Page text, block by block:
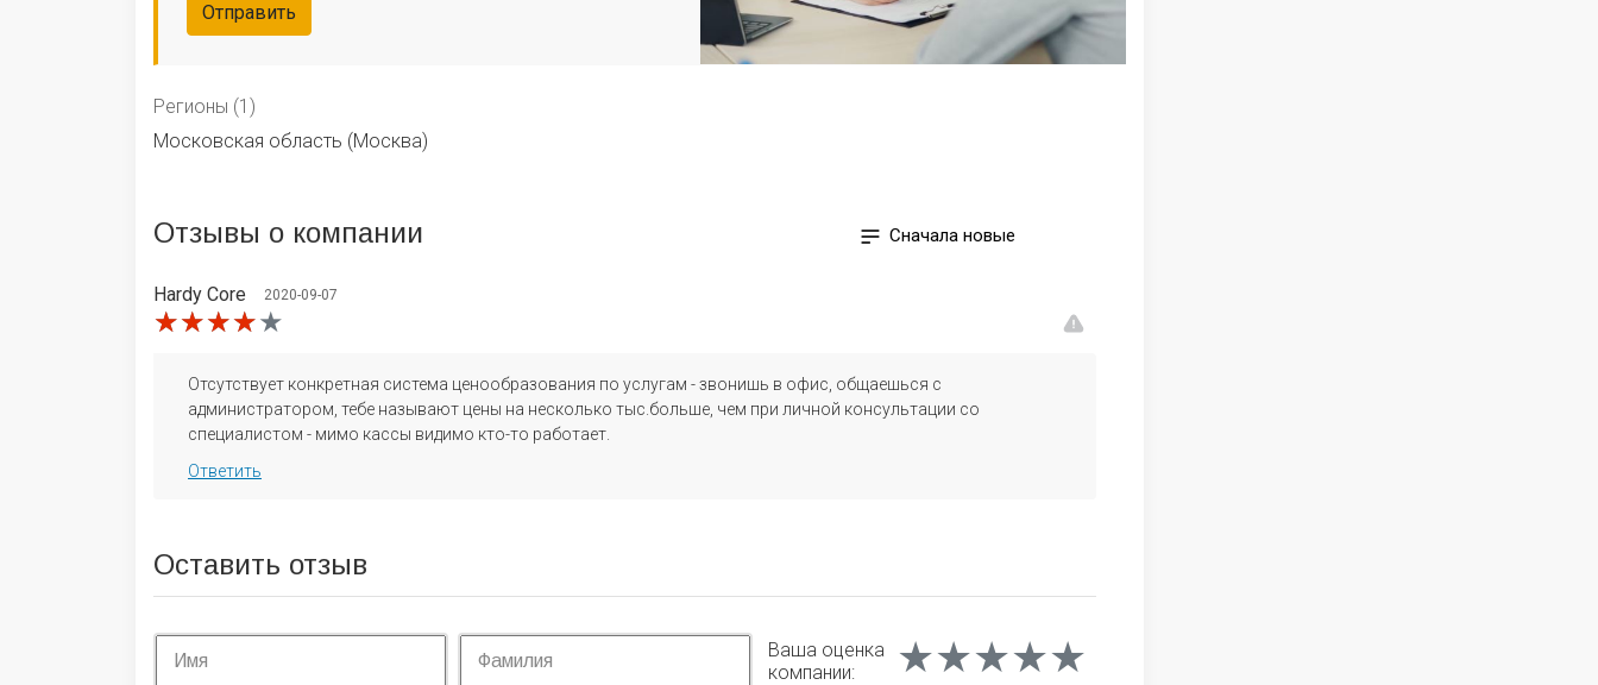
Отправить
Регионы (1)
Московская область (Москва)
Сначала новые
Отзывы о компании
​Hardy Core 2020-09-07
★★★★★
★★★★★
★★★★★
Отсутствует конкретная система ценообразования по услугам - звонишь в офис, общаешься с
администратором, тебе называют цены на несколько тыс.больше, чем при личной консультации со
специалистом - мимо кассы видимо кто-то работает.
Ответить
Оставить отзыв
Ваша оценка
компании:
★★★★★
★★★★★
★★★★★